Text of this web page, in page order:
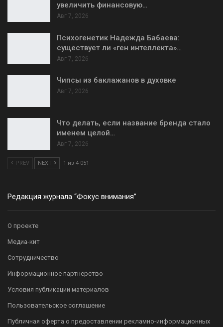
увеличить финансовую…
Авг 7, 2026
Психогенетик Надежда Бабаева:
существует ли «ген интеллекта»…
Авг 7, 2026
Чипсы из баклажанов в духовке
Авг 7, 2026
Что делать, если название бренда стало
именем целой…
Авг 7, 2026
PREV NEXT 1 из 4 051
Редакция журнала “Фокус внимания”
О проекте
Медиа-кит
Сотрудничество
Информационное партнерство
Условия публикации материалов
Пользовательское соглашение
Публичная оферта о предоставлении рекламно-информационных